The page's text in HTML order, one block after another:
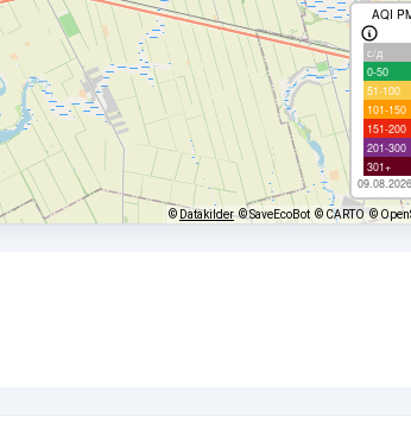
AQI
с/д
0-50
51-100
101-150
151-200
201-300
301+
© Datakilder © SaveEcoBot © CARTO ©